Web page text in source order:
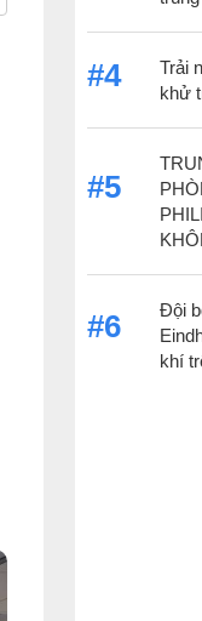
#4
Trải
khử
#5
#6
Đội
khí